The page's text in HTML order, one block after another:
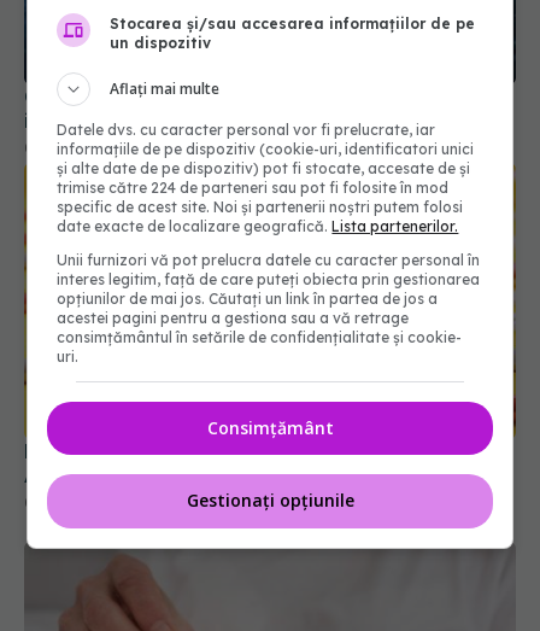
Cel mai puternic calmant de durere este, de fapt,
ineficient în multe cazuri
02 mar 2026, 12:10
Medicamentul ieftin care ar putea preveni boala
Alzheimer
02 mar 2026, 11:02
Stocarea și/sau accesarea informațiilor de pe
un dispozitiv
Aflați mai multe
Datele dvs. cu caracter personal vor fi prelucrate, iar
informațiile de pe dispozitiv (cookie-uri, identificatori unici
și alte date de pe dispozitiv) pot fi stocate, accesate de și
trimise către 224 de parteneri sau pot fi folosite în mod
specific de acest site. Noi și partenerii noștri putem folosi
date exacte de localizare geografică.Lista partenerilor.
Unii furnizori vă pot prelucra datele cu caracter personal în
interes legitim, față de care puteți obiecta prin gestionarea
opțiunilor de mai jos. Căutați un link în partea de jos a
acestei pagini pentru a gestiona sau a vă retrage
consimțământul în setările de confidențialitate și cookie-
uri.
Consimțământ
Gestionați opțiunile